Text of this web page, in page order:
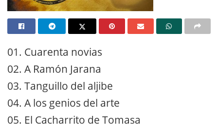
01. Cuarenta novias
02. A Ramón Jarana
03. Tanguillo del aljibe
04. A los genios del arte
05. El Cacharrito de Tomasa